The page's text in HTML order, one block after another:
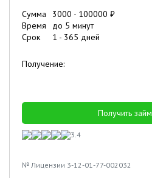
Сумма 3000 - 100000 ₽
Время
до 5 минут
Срок
1 - 365 дней
Получение:
Получить займ
3.4
№ Лицензии 3-12-01-77-002032